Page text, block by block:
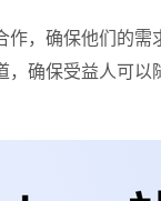
，确保他们的
确保受益人可